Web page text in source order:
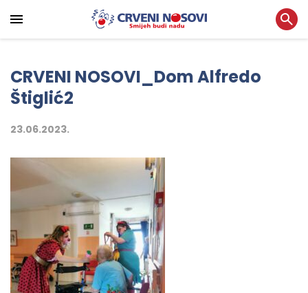
CRVENI NOSOVI_Dom Alfredo
Štiglić2
23.06.2023.